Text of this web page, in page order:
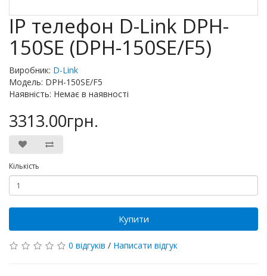
IP телефон D-Link DPH-
150SE (DPH-150SE/F5)
Виробник: D-Link
Модель: DPH-150SE/F5
Наявність: Немає в наявності
3313.00грн.
Кількість
Купити
0 відгуків / Написати відгук